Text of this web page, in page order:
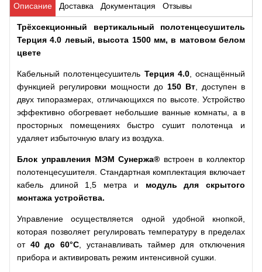
Описание Доставка Документация Отзывы
Трёхсекционный вертикальный полотенцесушитель
Терция 4.0 левый, высота 1500 мм, в матовом белом
цвете
Кабельный полотенцесушитель Терция 4.0, оснащённый
функцией регулировки мощности до 150 Вт , доступен в
двух типоразмерах, отличающихся по высоте. Устройство
эффективно обогревает небольшие ванные комнаты, а в
просторных помещениях быстро сушит полотенца и
удаляет избыточную влагу из воздуха.
Блок управления МЭМ Сунержа® встроен в коллектор
полотенцесушителя. Стандартная комплектация включает
кабель длиной 1,5 метра и модуль для скрытого
монтажа устройства.
Управление осуществляется одной удобной кнопкой,
которая позволяет регулировать температуру в пределах
от 40 до 60°С , устанавливать таймер для отключения
прибора и активировать режим интенсивной сушки.